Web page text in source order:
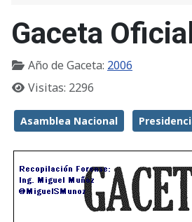
Gaceta
Año de Gaceta: 2006
Visitas: 2296
Asamblea Nacional